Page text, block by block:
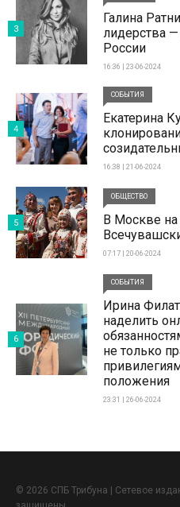
Галина
лидерства
России
16:36 | 23-06-2024
3
СОБЫТИЯ
Екатерина
16:38 | 21-06-2024
4
ОБЩЕСТВО
В Москве
07:17 | 20-06-2024
5
СОБЫТИЯ
Ирина
наделить
не только
положения
23:31 | 26-06-2024
6
© 2026 СПБ Трибуна | Сетевое